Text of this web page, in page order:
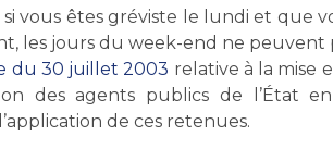
vous êtes gréviste le lundi et que
les jours du week-end ne peuvent
du 30 juillet 2003 relative à la mise
des agents publics de l’État
de ces retenues.